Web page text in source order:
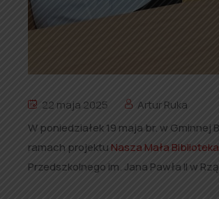
22 maja 2025
Artur Ruka
W poniedziałek 19 maja br. w Gminnej
ramach projektuNasza Mała Biblioteka
Przedszkolnego im. Jana Pawła II w